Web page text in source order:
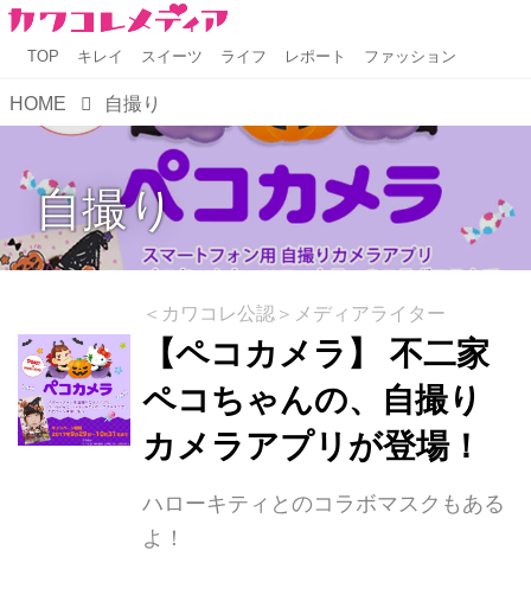
TOP キレイ スイーツ ライフ レポート ファッション
HOME 自撮り
自撮り
＜カワコレ公認＞メディアライター
【ペコカメラ】 不二家
ペコちゃんの、自撮り
カメラアプリが登場！
ハローキティとのコラボマスクもある
よ！